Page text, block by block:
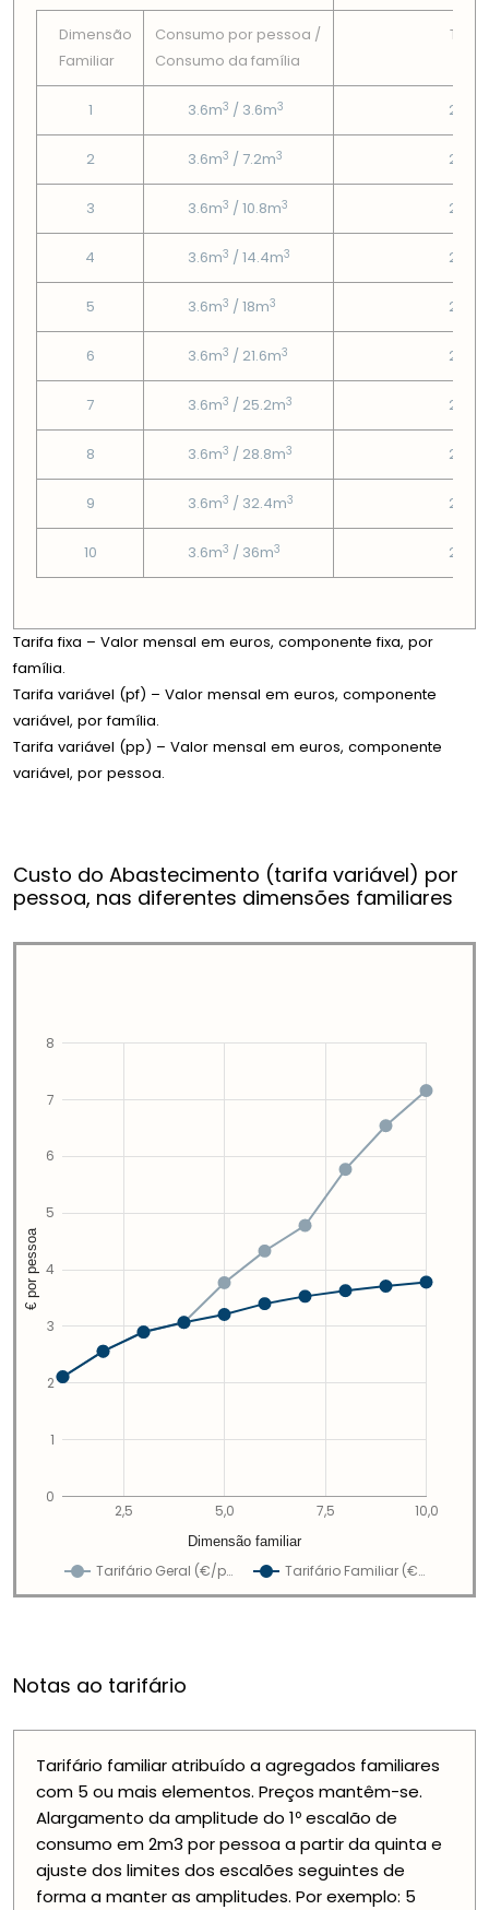
Dimensão
Familiar
Consumo por pessoa /
Consumo da famí­lia
Tarifa
1 3.6m3 / 3.6m3 2.95€
2 3.6m3 / 7.2m3 2.95€
3 3.6m3 / 10.8m3 2.95€
4 3.6m3 / 14.4m3 2.95€
5 3.6m3 / 18m3 2.95€
6 3.6m3 / 21.6m3 2.95€
7 3.6m3 / 25.2m3 2.95€
8 3.6m3 / 28.8m3 2.95€
9 3.6m3 / 32.4m3 2.95€
10 3.6m3 / 36m3 2.95€
Tarifa fixa – Valor mensal em euros, componente fixa, por
família.
Tarifa variável (pf) – Valor mensal em euros, componente
variável, por família.
Tarifa variável (pp) – Valor mensal em euros, componente
variável, por pessoa.
Custo do Abastecimento (tarifa variável) por
pessoa, nas diferentes dimensões familiares
Tarifário Geral (€/p… Tarifário Familiar (€…
2,5 5,0 7,5 10,0
0
1
2
3
4
5
6
7
8
Dimensão familiar
€ por pessoa
Notas ao tarifário
Tarifário familiar atribuído a agregados familiares
com 5 ou mais elementos. Preços mantêm-se.
Alargamento da amplitude do 1º escalão de
consumo em 2m3 por pessoa a partir da quinta e
ajuste dos limites dos escalões seguintes de
forma a manter as amplitudes. Por exemplo: 5